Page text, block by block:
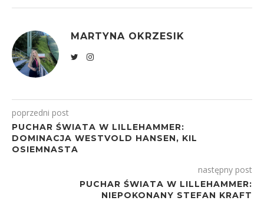
MARTYNA OKRZESIK
poprzedni post
PUCHAR ŚWIATA W LILLEHAMMER:
DOMINACJA WESTVOLD HANSEN, KIL
OSIEMNASTA
następny post
PUCHAR ŚWIATA W LILLEHAMMER:
NIEPOKONANY STEFAN KRAFT